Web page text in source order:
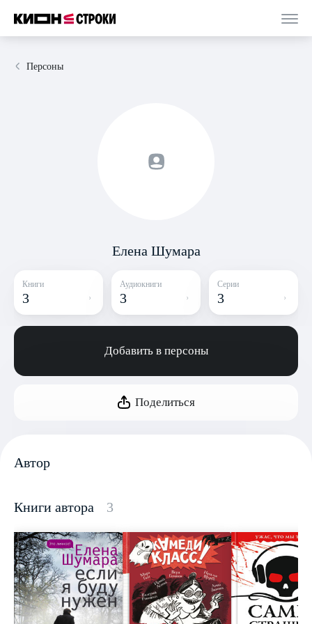
Персоны
Елена Шумара
Книги
3
Аудиокниги
3
Серии
3
Добавить в персоны
Поделиться
Автор
Книги автора 3